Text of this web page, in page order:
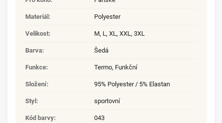
Materiál : Polyester
Velikost: M, L, XL, XXL, 3XL
Barva: Šedá
Funkce: Termo, Funkční
Složení: 95% Polyester / 5% Elastan
Styl : sportovní
Kód barvy: 043